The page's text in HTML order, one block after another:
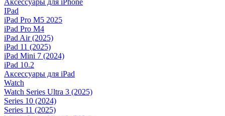
Аксессуары для iPhone
IPad
iPad Pro M5 2025
iPad Pro M4
iPad Air (2025)
iPad 11 (2025)
iPad Mini 7 (2024)
iPad 10.2
Аксессуары для iPad
Watch
Watch Series Ultra 3 (2025)
Series 10 (2024)
Series 11 (2025)